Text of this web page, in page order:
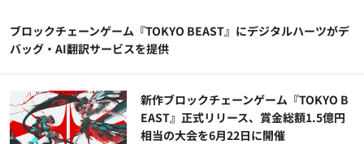
ブロックチェーンゲーム『TOKYO BEAST』にデジタルハーツがデ
バッグ・AI翻訳サービスを提供
新作ブロックチェーンゲーム『TOKYO B
EAST』正式リリース、賞金総額1.5億円
相当の大会を6月22日に開催